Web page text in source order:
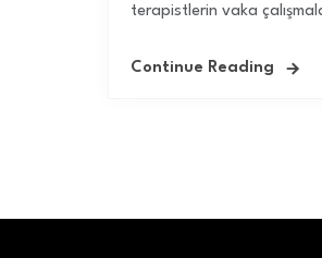
terapistlerin vaka
Continue Reading